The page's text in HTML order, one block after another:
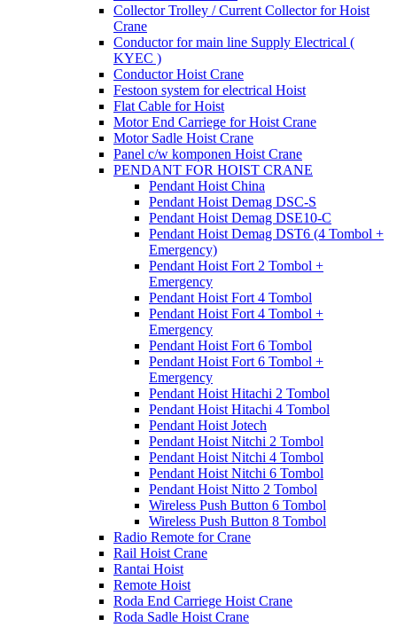
Collector Trolley / Current Collector for Hoist
Crane
Conductor for main line Supply Electrical (
KYEC )
Conductor Hoist Crane
Festoon system for electrical Hoist
Flat Cable for Hoist
Motor End Carriege for Hoist Crane
Motor Sadle Hoist Crane
Panel c/w komponen Hoist Crane
PENDANT FOR HOIST CRANE
Pendant Hoist China
Pendant Hoist Demag DSC-S
Pendant Hoist Demag DSE10-C
Pendant Hoist Demag DST6 (4 Tombol +
Emergency)
Pendant Hoist Fort 2 Tombol +
Emergency
Pendant Hoist Fort 4 Tombol
Pendant Hoist Fort 4 Tombol +
Emergency
Pendant Hoist Fort 6 Tombol
Pendant Hoist Fort 6 Tombol +
Emergency
Pendant Hoist Hitachi 2 Tombol
Pendant Hoist Hitachi 4 Tombol
Pendant Hoist Jotech
Pendant Hoist Nitchi 2 Tombol
Pendant Hoist Nitchi 4 Tombol
Pendant Hoist Nitchi 6 Tombol
Pendant Hoist Nitto 2 Tombol
Wireless Push Button 6 Tombol
Wireless Push Button 8 Tombol
Radio Remote for Crane
Rail Hoist Crane
Rantai Hoist
Remote Hoist
Roda End Carriege Hoist Crane
Roda Sadle Hoist Crane